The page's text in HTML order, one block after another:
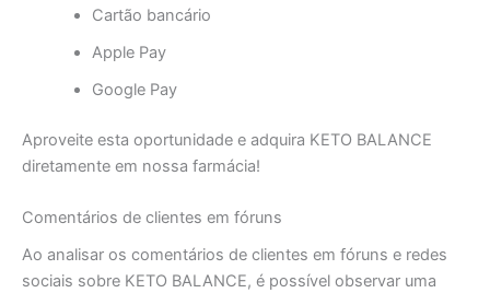
Cartão bancário
Apple Pay
Google Pay
Aproveite esta oportunidade e adquira KETO BALANCE
diretamente em nossa farmácia!
Comentários de clientes em fóruns
Ao analisar os comentários de clientes em fóruns e redes
sociais sobre KETO BALANCE, é possível observar uma